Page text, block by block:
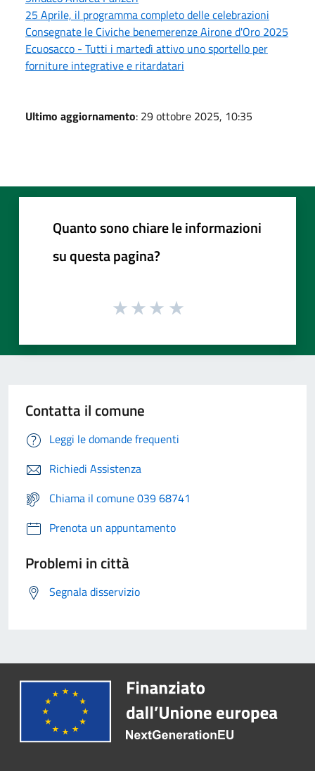
25 Aprile, il programma completo delle celebrazioni
Consegnate le Civiche benemerenze Airone d'Oro 2025
Ecuosacco - Tutti i martedì attivo uno sportello per
forniture integrative e ritardatari
Ultimo aggiornamento: 29 ottobre 2025, 10:35
Quanto sono chiare le informazioni
su questa pagina?
Contatta il comune
Leggi le domande frequenti
Richiedi Assistenza
Chiama il comune 039 68741
Prenota un appuntamento
Problemi in città
Segnala disservizio